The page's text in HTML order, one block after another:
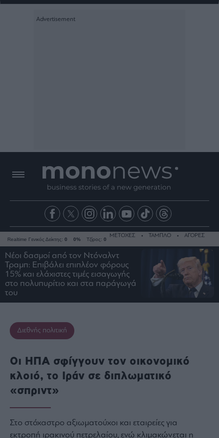
Ειδήσεις
Τράπεζες
Real
Estate
Ενέργεια
Πολιτική
Πολιτισμός
Κοινωνία
Realtime Γενικός Δείκτης: 0 0% Τζίρος: 0
ΜΕΤΟΧΕΣ ΤΑΜΠΛΟ ΑΓΟΡΕΣ
Nέοι δασμοί από τον Ντόναλντ
Τραμπ: Επιβάλει επιπλέον φόρους
15% και ελάχιστες τιμές εισαγωγής
στο πολυπυρίτιο και στα παράγωγά
του
Διεθνής πολιτική
Οι ΗΠΑ σφίγγουν τον οικονομικό
κλοιό, το Ιράν σε διπλωματικό
«σπριντ»
Στο στόχαστρο αξιωματούχοι και εταιρείες για
εκτροπή ιρακινού πετρελαίου, ενώ κλιμακώνεται η